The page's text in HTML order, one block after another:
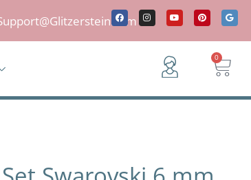
F
a
c
b
I
n
s
a
Y
o
u
u
e
P
i
n
e
G
o
o
l
0